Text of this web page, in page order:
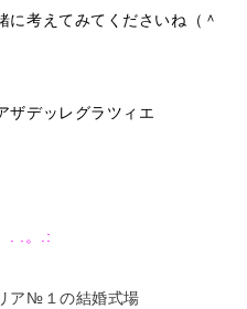
に考えてみてくださいね（＾
ザデッレグラツィエ
. .。.:
ア№１の結婚式場